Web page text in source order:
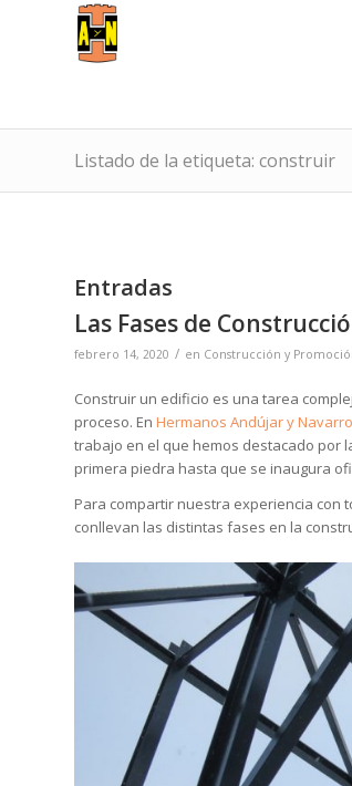
Listado de la etiqueta: construir
Entradas
Las Fases de
febrero 14, 2020 / en Construcción y
Construir un edificio es una tarea
proceso. En Hermanos Andújar y Navarro
trabajo en el que hemos destacado por
primera piedra hasta que se inaugura
Para compartir nuestra experiencia con
conllevan las distintas fases en la